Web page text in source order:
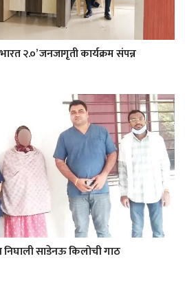
२.०’ जनजागृती कार्यक्रम संपन्न
निघाली साडेनऊ किलोची गाठ